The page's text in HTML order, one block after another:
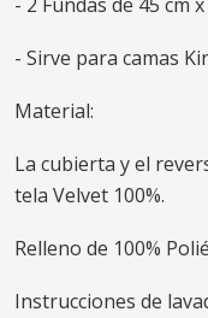
- Sirve para camas
Material:
La cubierta y el
tela Velvet 100%.
Relleno de 100%
Instrucciones de